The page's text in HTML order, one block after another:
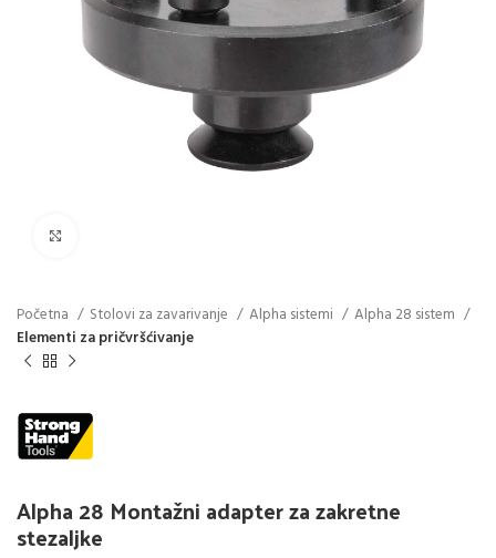
Početna Stolovi za zavarivanje Alpha sistemi
Alpha 28 sistem
Elementi za pričvršćivanje
Alpha 28 Montažni adapter za zakretne
stezaljke